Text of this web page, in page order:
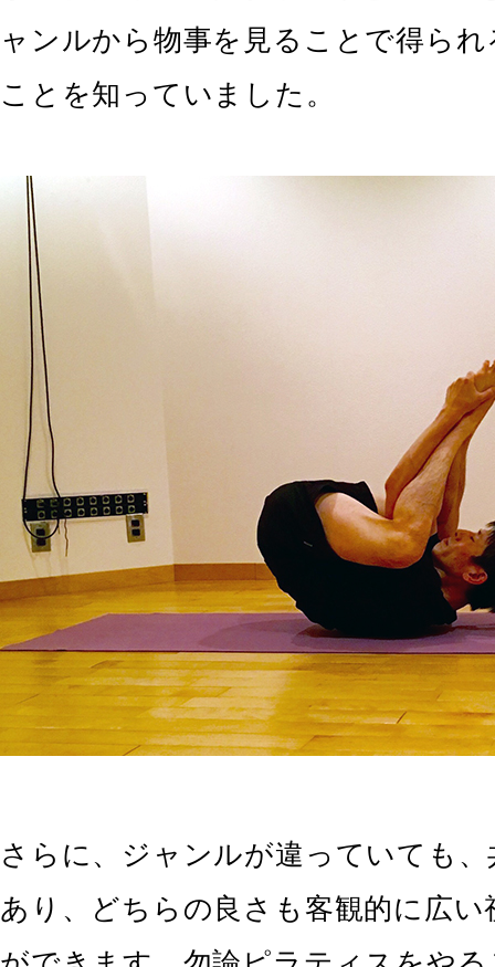
ャンルから物事を見ることで得ら
ことを知っていました。
さらに、ジャンルが違っていても
あり、どちらの良さも客観的に広